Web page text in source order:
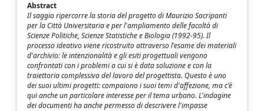
Abstract
Il saggio ripercorre la storia del progetto di Maurizio Sacripanti
per la Città Universitaria e per l'ampliamento delle facoltà di
Scienze Politiche, Scienze Statistiche e Biologia (1992-95). Il
processo ideativo viene ricostruito attraverso l'esame dei materiali
d'archivio: le intenzionalità e gli esiti progettuali vengono
confrontati con i problemi a cui si è data soluzione e con la
traiettoria complessiva del lavoro del progettista. Questo è uno
dei suoi ultimi progetti: compaiono i suoi temi d'affezione, ma c'è
qui anche un particolare interesse per il tema urbano. L'indagine
dei documenti ha anche permesso di descrivere l'impasse